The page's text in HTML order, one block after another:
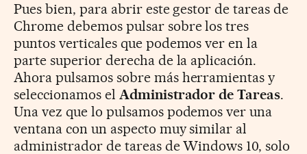
Pues bien, para abrir este gestor de tareas de
Chrome debemos pulsar sobre los tres
puntos verticales que podemos ver en la
parte superior derecha de la aplicación.
Ahora pulsamos sobre más herramientas y
seleccionamos el Administrador de Tareas.
Una vez que lo pulsamos podemos ver una
ventana con un aspecto muy similar al
administrador de tareas de Windows 10, solo